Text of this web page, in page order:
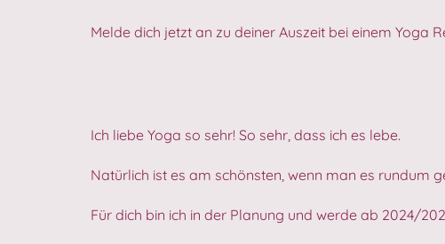
Melde dich jetzt an zu deiner Auszeit bei einem Yoga
Ich liebe Yoga so sehr! So sehr, dass ich es lebe.
Natürlich ist es am schönsten, wenn man es rundum
Für dich bin ich in der Planung und werde ab 2024/